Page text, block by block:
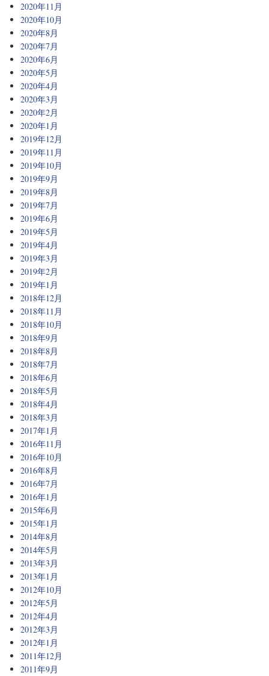
2020年11月
2020年10月
2020年8月
2020年7月
2020年6月
2020年5月
2020年4月
2020年3月
2020年2月
2020年1月
2019年12月
2019年11月
2019年10月
2019年9月
2019年8月
2019年7月
2019年6月
2019年5月
2019年4月
2019年3月
2019年2月
2019年1月
2018年12月
2018年11月
2018年10月
2018年9月
2018年8月
2018年7月
2018年6月
2018年5月
2018年4月
2018年3月
2017年1月
2016年11月
2016年10月
2016年8月
2016年7月
2016年1月
2015年6月
2015年1月
2014年8月
2014年5月
2013年3月
2013年1月
2012年10月
2012年5月
2012年4月
2012年3月
2012年1月
2011年12月
2011年9月